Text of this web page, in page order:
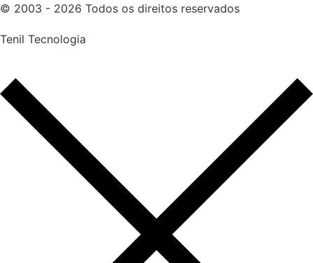
© 2003 - 2026 Todos os direitos reservados
Tenil Tecnologia